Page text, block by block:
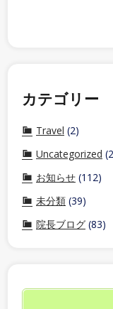
カテゴリー
Travel (2)
Uncategorized
お知らせ (112)
未分類 (39)
院長ブログ (83)